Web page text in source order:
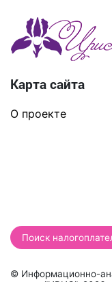
Карта сайта
О проекте
Поиск
© Информационно-